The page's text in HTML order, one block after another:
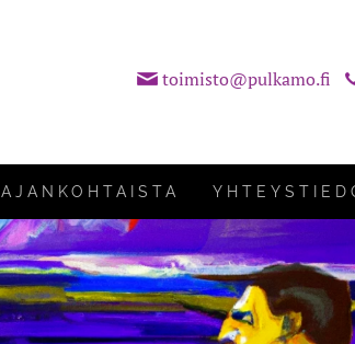
toimisto@pulkamo.fi
AJANKOHTAISTA